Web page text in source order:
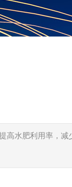
高水肥利用率，减